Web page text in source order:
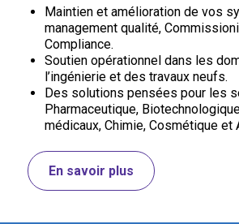
Maintien et amélioration de vos
management qualité,
Compliance.
Soutien opérationnel dans les
l’ingénierie et des travaux neufs.
Des solutions pensées pour les
Pharmaceutique,
médicaux, Chimie, Cosmétique et
En savoir plus